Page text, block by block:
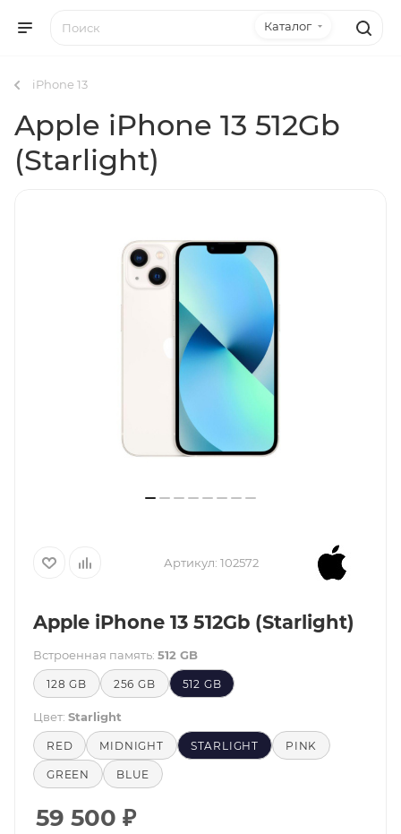
Каталог
iPhone 13
Apple iPhone 13 512Gb
(Starlight)
Артикул: 102572
Apple iPhone 13 512Gb (Starlight)
Встроенная память: 512 GB
128 GB 256 GB 512 GB
Цвет: Starlight
RED MIDNIGHT STARLIGHT PINK
GREEN BLUE
59 500 ₽